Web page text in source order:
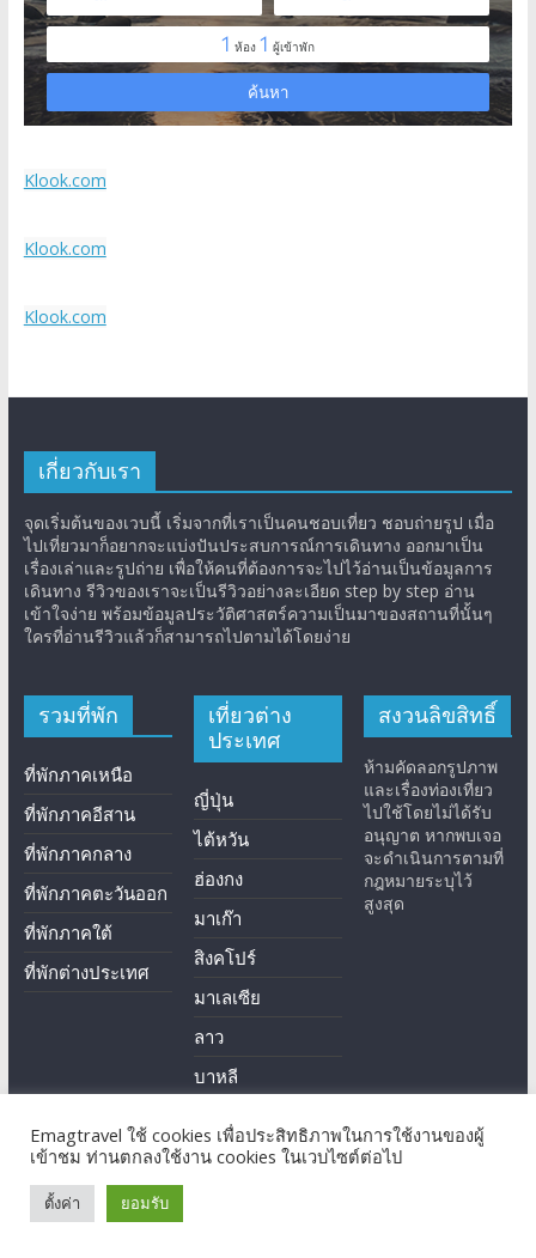
Klook.com
Klook.com
Klook.com
เกี่ยวกับเรา
จุดเริ่มต้นของเวบนี้ เริ่มจากที่เราเป็นคนชอบเที่ยว ชอบถ่ายรูป เมื่อ
ไปเที่ยวมาก็อยากจะแบ่งปันประสบการณ์การเดินทาง ออกมาเป็น
เรื่องเล่าและรูปถ่าย เพื่อให้คนที่ต้องการจะไปไว้อ่านเป็นข้อมูลการ
เดินทาง รีวิวของเราจะเป็นรีวิวอย่างละเอียด step by step อ่าน
เข้าใจง่าย พร้อมข้อมูลประวัติศาสตร์ความเป็นมาของสถานที่นั้นๆ
ใครที่อ่านรีวิวแล้วก็สามารถไปตามได้โดยง่าย
รวมที่พัก
ที่พักภาคเหนือ
ที่พักภาคอีสาน
ที่พักภาคกลาง
ที่พักภาคตะวันออก
ที่พักภาคใต้
ที่พักต่างประเทศ
เที่ยวต่าง
ประเทศ
ญี่ปุ่น
ไต้หวัน
ฮ่องกง
มาเก๊า
สิงคโปร์
มาเลเซีย
ลาว
บาหลี
สงวนลิขสิทธิ์
ห้ามคัดลอกรูปภาพ
และเรื่องท่องเที่ยว
ไปใช้โดยไม่ได้รับ
อนุญาต หากพบเจอ
จะดำเนินการตามที่
กฎหมายระบุไว้
สูงสุด
Emagtravel ใช้ cookies เพื่อประสิทธิภาพในการใช้งานของผู้
เข้าชม ท่านตกลงใช้งาน cookies ในเวบไซต์ต่อไป
ตั้งค่า ยอมรับ